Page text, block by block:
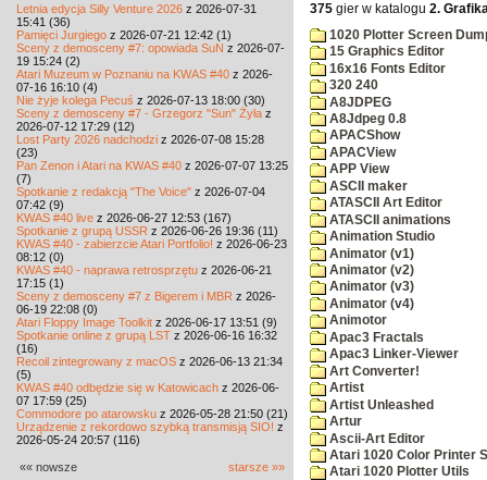
Letnia edycja Silly Venture 2026 z 2026-07-31
15:41 (36)
Pamięci Jurgiego z 2026-07-21 12:42 (1)
Sceny z demosceny #7: opowiada SuN z 2026-07-
19 15:24 (2)
Atari Muzeum w Poznaniu na KWAS #40 z 2026-
07-16 16:10 (4)
Nie żyje kolega Pecuś z 2026-07-13 18:00 (30)
Sceny z demosceny #7 - Grzegorz "Sun" Żyła z
2026-07-12 17:29 (12)
Lost Party 2026 nadchodzi z 2026-07-08 15:28
(23)
Pan Zenon i Atari na KWAS #40 z 2026-07-07 13:25
(7)
Spotkanie z redakcją "The Voice" z 2026-07-04
07:42 (9)
KWAS #40 live z 2026-06-27 12:53 (167)
Spotkanie z grupą USSR z 2026-06-26 19:36 (11)
KWAS #40 - zabierzcie Atari Portfolio! z 2026-06-23
08:12 (0)
KWAS #40 - naprawa retrosprzętu z 2026-06-21
17:15 (1)
Sceny z demosceny #7 z Bigerem i MBR z 2026-
06-19 22:08 (0)
Atari Floppy Image Toolkit z 2026-06-17 13:51 (9)
Spotkanie online z grupą LST z 2026-06-16 16:32
(16)
Recoil zintegrowany z macOS z 2026-06-13 21:34
(5)
KWAS #40 odbędzie się w Katowicach z 2026-06-
07 17:59 (25)
Commodore po atarowsku z 2026-05-28 21:50 (21)
Urządzenie z rekordowo szybką transmisją SIO! z
2026-05-24 20:57 (116)
«« nowsze starsze »»
375 gier w katalogu 2.
1020 Plotter Screen
15 Graphics Editor
16x16 Fonts Editor
320 240
A8JDPEG
A8Jdpeg 0.8
APACShow
APACView
APP View
ASCII maker
ATASCII Art Editor
ATASCII animations
Animation Studio
Animator (v1)
Animator (v2)
Animator (v3)
Animator (v4)
Animotor
Apac3 Fractals
Apac3 Linker-Viewer
Art Converter!
Artist
Artist Unleashed
Artur
Ascii-Art Editor
Atari 1020 Color Printer
Atari 1020 Plotter Utils